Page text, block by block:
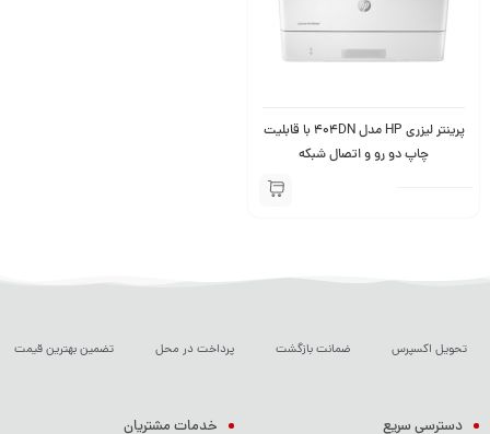
پرینتر لیزری HP مدل 404DN با قابلیت
چاپ دو رو و اتصال شبکه
تحویل اکسپرس ضمانت بازگشت پرداخت در محل تضمین بهترین قیمت
دسترسی سریع خدمات مشتریان